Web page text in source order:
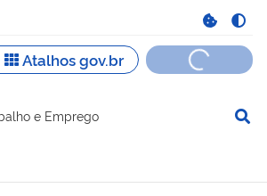
de navegação
e Emprego